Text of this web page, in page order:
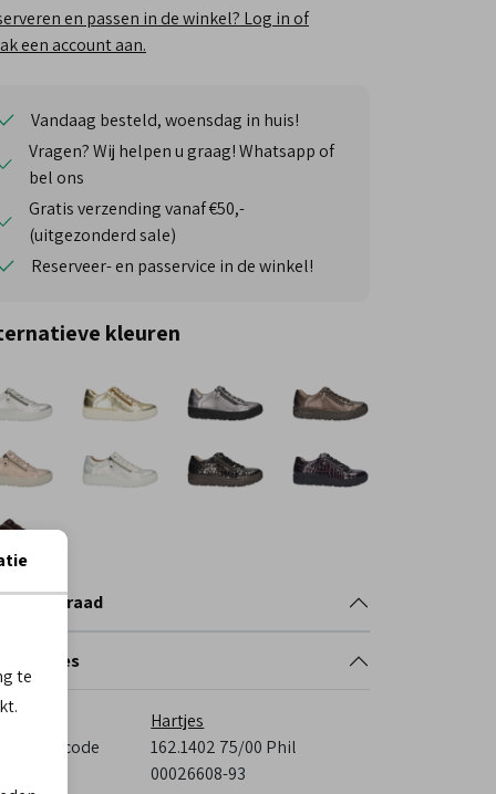
en passen in de winkel? Log in of
een account aan.
Vandaag besteld, woensdag in huis!
Vragen? Wij helpen u graag! Whatsapp of
bel ons
Gratis verzending vanaf €50,-
(uitgezonderd sale)
Reserveer- en passervice in de winkel!
kleuren
Hartjes
162.1402 75/00 Phil
00026608-93
te